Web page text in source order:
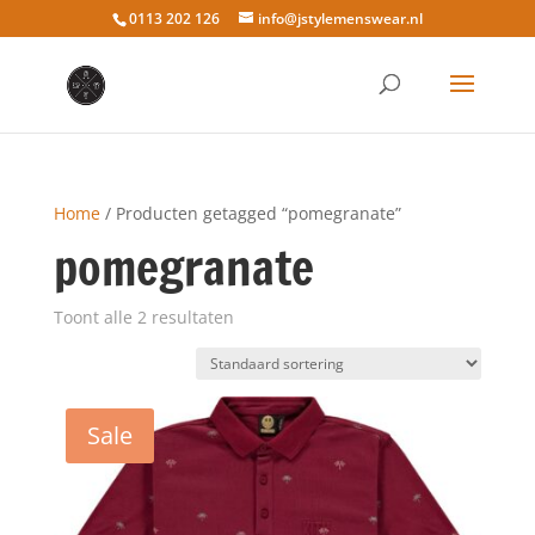
0113 202 126 info@jstylemenswear.nl
Home/ Producten getagged “pomegranate”
pomegranate
Toont alle 2 resultaten
Sale